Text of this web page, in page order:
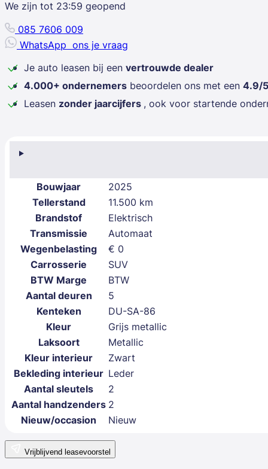
Bouwjaar
2025
Tellerstand
11.500 km
Brandstof
Elektrisch
Transmissie
Automaat
Wegenbelasting
€ 0
Carrosserie
SUV
BTW Marge
BTW
Aantal deuren
5
Kenteken
DU-SA-86
Kleur
Grijs metallic
Laksoort
Metallic
Kleur interieur
Zwart
Bekleding interieur Leder
Aantal sleutels
2
Aantal handzenders 2
Nieuw/occasion
Nieuw
We zijn tot 23:59 geopend
085 7606 009
WhatsApp ons je vraag
Je auto leasen bij een vertrouwde dealer
4.000+ ondernemers beoordelen ons met een 4.9/5
Leasen zonder jaarcijfers , ook voor startende
Vrijblijvend leasevoorstel